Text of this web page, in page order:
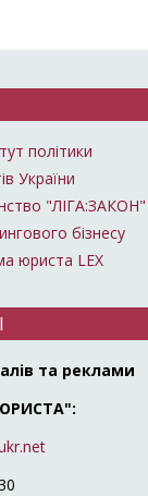
політики
України
"ЛІГА:ЗАКОН"
бізнесу
юриста LEX
та реклами